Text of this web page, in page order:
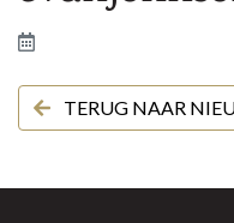
TERUG NAAR